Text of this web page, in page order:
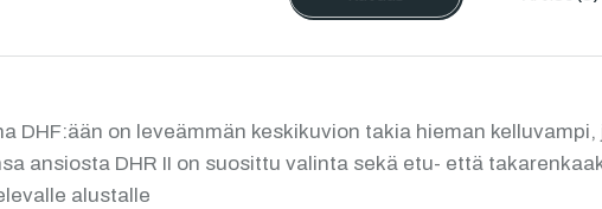
DHF:ään on leveämmän keskikuvion takia hieman
ansiosta DHR II on suosittu valinta sekä etu- että
alustalle